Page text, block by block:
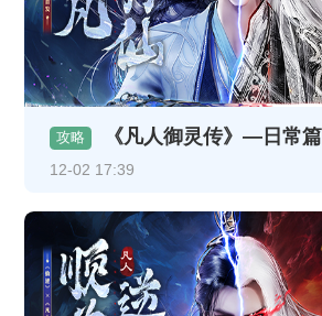
攻略 《凡人御灵传》—日常篇
12-02 17:39